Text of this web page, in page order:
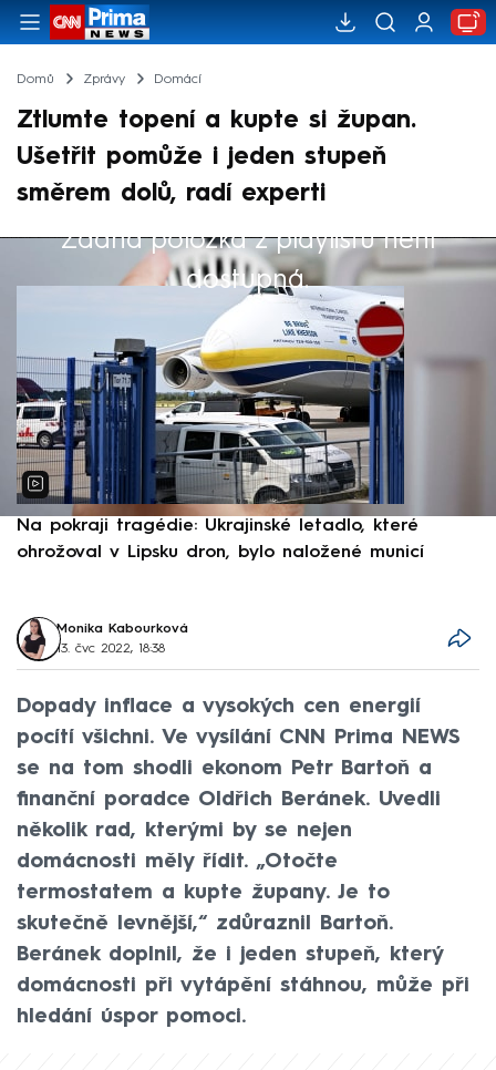
Domů Zprávy Domácí
Ztlumte topení a kupte si župan.
Ušetřit pomůže i jeden stupeň
směrem dolů, radí experti
Žádná položka z playlistu není
dostupná.
Výběr redakce
Na pokraji tragédie: Ukrajinské letadlo, které
ohrožoval v Lipsku dron, bylo naložené municí
Monika Kabourková
13. čvc 2022, 18:38
Dopady inflace a vysokých cen energií
pocítí všichni. Ve vysílání CNN Prima NEWS
se na tom shodli ekonom Petr Bartoň a
finanční poradce Oldřich Beránek. Uvedli
několik rad, kterými by se nejen
domácnosti měly řídit. „Otočte
termostatem a kupte župany. Je to
skutečně levnější,“ zdůraznil Bartoň.
Beránek doplnil, že i jeden stupeň, který
domácnosti při vytápění stáhnou, může při
hledání úspor pomoci.